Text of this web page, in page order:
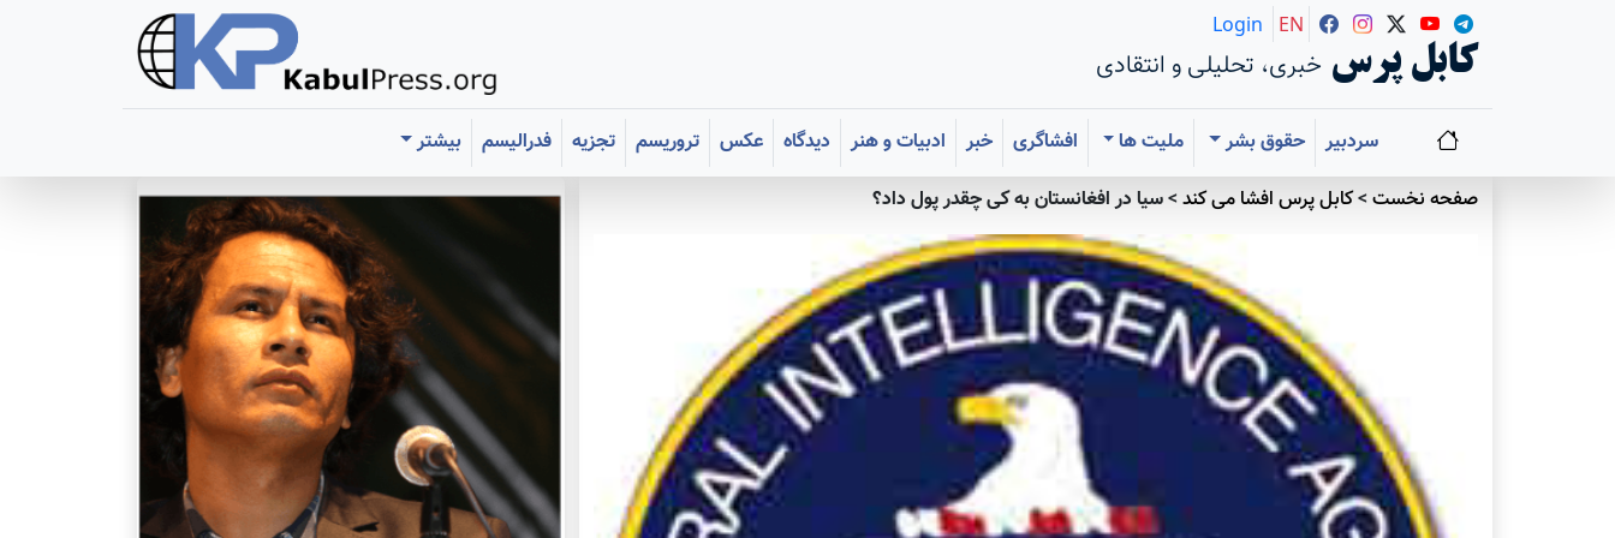
کابل پرس خبری، تحلیلی و انتقادی
Login EN
سردبیر حقوق بشر ملیت ها افشاگری خبر ادبیات و هنر دیدگاه عکس تروریسم تجزیه فدرالیسم
بیشتر
صفحه نخست>کابل پرس افشا می کند>سیا در افغانستان به کی چقدر پول داد؟